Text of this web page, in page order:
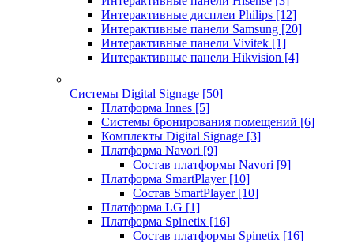
Интерактивные дисплеи Philips [12]
Интерактивные панели Samsung [20]
Интерактивные панели Vivitek [1]
Интерактивные панели Hikvision [4]
Системы Digital Signage [50]
Платформа Innes [5]
Системы бронирования помещений [6]
Комплекты Digital Signage [3]
Платформа Navori [9]
Состав платформы Navori [9]
Платформа SmartPlayer [10]
Состав SmartPlayer [10]
Платформа LG [1]
Платформа Spinetix [16]
Состав платформы Spinetix [16]